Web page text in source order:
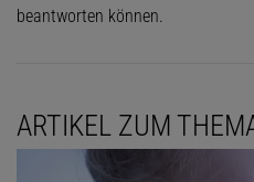
beantworten können.
ARTIKEL ZUM